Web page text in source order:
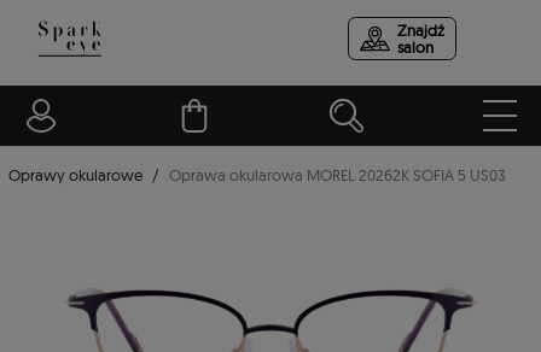
Znajdź
salon
Oprawy okularowe Oprawa okularowa MOREL 20262K SOFIA 5 US03